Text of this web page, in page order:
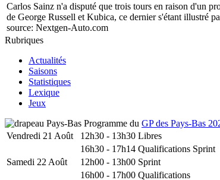
Carlos Sainz n'a disputé que trois tours en raison d'un
de George Russell et Kubica, ce dernier s'étant illustré
source: Nextgen-Auto.com
Rubriques
Actualités
Saisons
Statistiques
Lexique
Jeux
Programme du GP des Pays-Bas
Vendredi 21 Août
12h30 - 13h30 Libres
16h30 - 17h14 Qualifications Sprint
Samedi 22 Août
12h00 - 13h00 Sprint
16h00 - 17h00 Qualifications